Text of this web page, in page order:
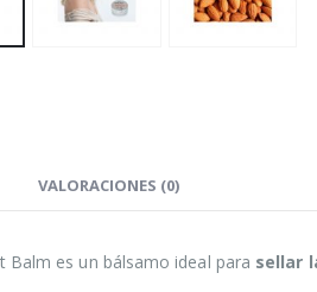
VALORACIONES (0)
Balm es un bálsamo ideal para sellar